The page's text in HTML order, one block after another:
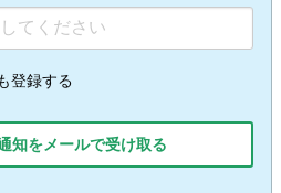
登録する
知をメールで受け取る